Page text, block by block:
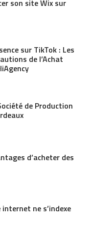
son site Wix sur
sur TikTok : Les
de l’Achat
de Production
d’acheter des
ne s’indexe